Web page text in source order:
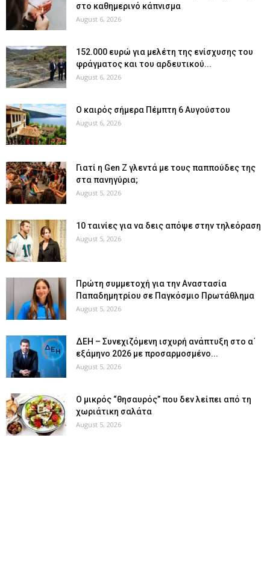
στο καθημερινό κάπνισμα
August 6, 2026
152.000 ευρώ για μελέτη της ενίσχυσης του
φράγματος και του αρδευτικού...
August 6, 2026
Ο καιρός σήμερα Πέμπτη 6 Αυγούστου
August 6, 2026
Γιατί η Gen Z γλεντά με τους παππούδες της
στα πανηγύρια;
August 5, 2026
10 ταινίες για να δεις απόψε στην τηλεόραση
August 5, 2026
Πρώτη συμμετοχή για την Αναστασία
Παπαδημητρίου σε Παγκόσμιο Πρωτάθλημα
August 5, 2026
ΔΕΗ – Συνεχιζόμενη ισχυρή ανάπτυξη στο α΄
εξάμηνο 2026 με προσαρμοσμένο...
August 5, 2026
O μικρός “θησαυρός” που δεν λείπει από τη
χωριάτικη σαλάτα
August 5, 2026